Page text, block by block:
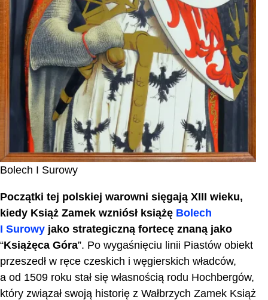
Bolech I Surowy
Początki tej polskiej warowni sięgają XIII wieku,
kiedy Książ Zamek wzniósł książę Bolech
I Surowy jako strategiczną fortecę znaną jako
“Książęca Góra”. Po wygaśnięciu linii Piastów obiekt
przeszedł w ręce czeskich i węgierskich władców,
a od 1509 roku stał się własnością rodu Hochbergów,
który związał swoją historię z Wałbrzych Zamek Książ